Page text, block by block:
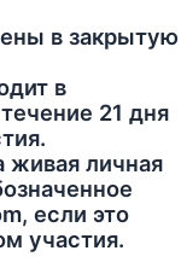
в закрытую
в
21 дня
личная
если это
участия.